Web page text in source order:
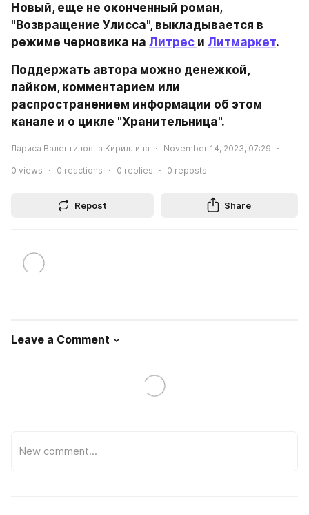
Новый, еще не оконченный роман,
"Возвращение Улисса", выкладывается в
режиме черновика на Литрес и Литмаркет.
Поддержать автора можно денежкой,
лайком, комментарием или
распространением информации об этом
канале и о цикле "Хранительница".
Лариса Валентиновна Кириллина November 14, 2023, 07:29
0 views 0 reactions 0 replies 0 reposts
Repost Share
Leave a Comment